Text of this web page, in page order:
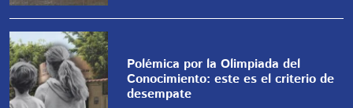
Polémica por la Olimpiada del
Conocimiento: este es el criterio de
desempate